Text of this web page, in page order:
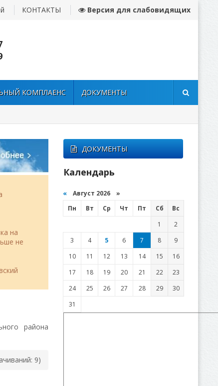
КОНТАКТЫ Версия для слабовидящих
КОМПЛАЕНС ДОКУМЕНТЫ
на
не
района
9)
ДОКУМЕНТЫ
Календарь
« Август 2026 »
Пн
Вт Ср Чт Пт Сб
Вс
1
2
3
4 5 6 7 8
9
10
11 12 13 14 15
16
17
18 19 20 21 22
23
24
25 26 27 28 29
30
31